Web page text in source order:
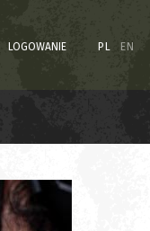
LOGOWANIE PL EN